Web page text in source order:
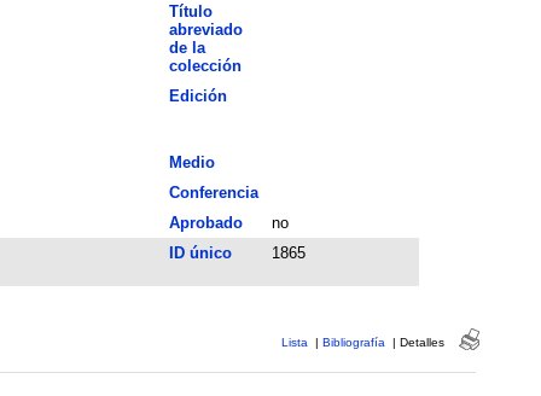
Título
abreviado
de la
colección
Edición
Medio
Conferencia
Aprobado
no
ID único 1865
Lista | Bibliografía | Detalles